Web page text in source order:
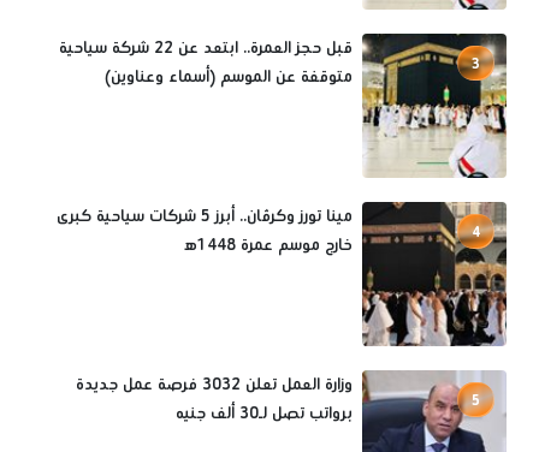
3
قبل حجز العمرة.. ابتعد عن 22 شركة سياحية
متوقفة عن الموسم (أسماء وعناوين)
4
مينا تورز وكرڤان.. أبرز 5 شركات سياحية كبرى
خارج موسم عمرة 1448ه‍
5
وزارة العمل تعلن 3032 فرصة عمل جديدة
برواتب تصل لـ30 ألف جنيه